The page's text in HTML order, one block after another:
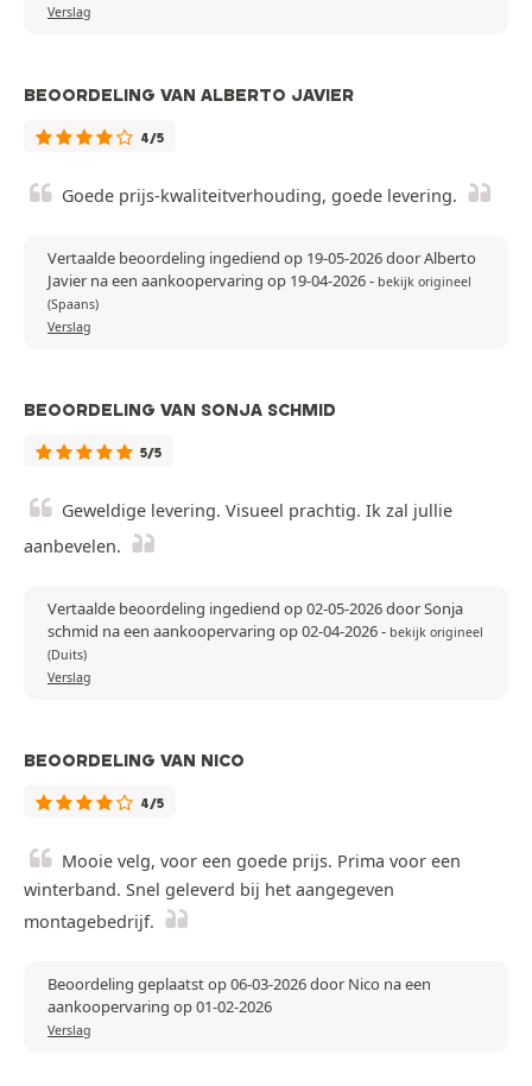
Verslag
BEOORDELING VAN ALBERTO JAVIER
4/5
Goede prijs-kwaliteitverhouding, goede levering.
Vertaalde beoordeling ingediend op 19-05-2026 door Alberto
Javier na een aankoopervaring op 19-04-2026- bekijk origineel
(Spaans)
Verslag
BEOORDELING VAN SONJA SCHMID
5/5
Geweldige levering. Visueel prachtig. Ik zal jullie
aanbevelen.
Vertaalde beoordeling ingediend op 02-05-2026 door Sonja
schmid na een aankoopervaring op 02-04-2026- bekijk origineel
(Duits)
Verslag
BEOORDELING VAN NICO
4/5
Mooie velg, voor een goede prijs. Prima voor een
winterband. Snel geleverd bij het aangegeven
montagebedrijf.
Beoordeling geplaatst op 06-03-2026 door Nico na een
aankoopervaring op 01-02-2026
Verslag